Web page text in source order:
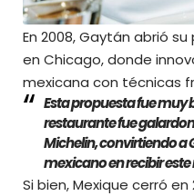
En 2008, Gaytán abrió
en Chicago, donde
mexicana con técnicas
Esta propuesta fue muy
restaurante fue
Michelin, convirtiendo a
mexicano en recibir
Si bien, Mexique cerró